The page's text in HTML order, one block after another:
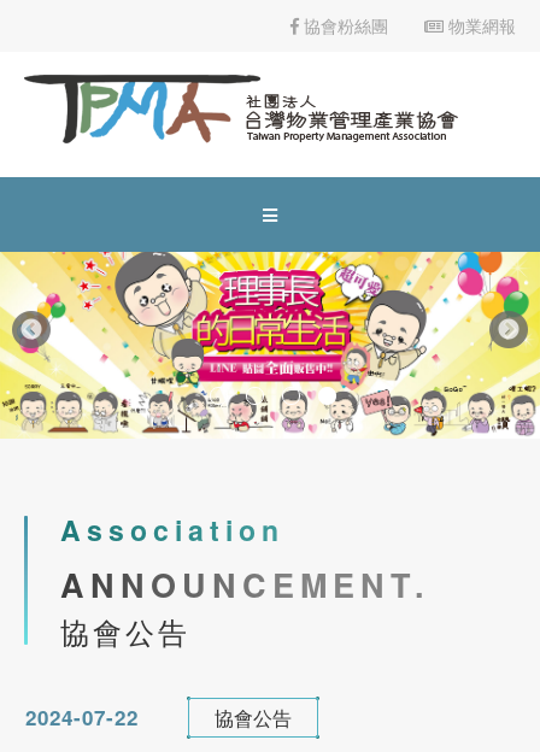
協會粉絲團 物業網報
Association
ANNOUNCEMENT.
協會公告
2023-09-02 協會公告
內政部委託辦理營造業工地主任220小時職能訓練(平日夜間視訊
2024-02-23 協會公告
防火管理人講習(初訓課程)
第196期台灣物業網報發刊囉
2021-09-23 期刊發佈
2024-07-22 協會公告
物業管理課程
113年9月18、19、25、26日(計4日)
113年9月公寓大廈事務管理人員培訓講習(台
See more
113年8月26-27日